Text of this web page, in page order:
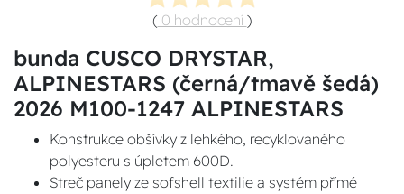
( 0 hodnocení )
bunda CUSCO DRYSTAR,
ALPINESTARS (černá/tmavě šedá)
2026 M100-1247 ALPINESTARS
Konstrukce obšívky z lehkého, recyklovaného
polyesteru s úpletem 600D.
Streč panely ze sofshell textilie a systém přímé